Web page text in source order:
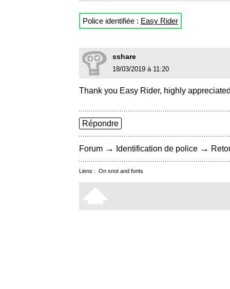
Police identifiée : Easy Rider
sshare
18/03/2019 à 11:20
Thank you Easy Rider, highly
Répondre
Forum → Identification de police →
Liens : On snot and fonts